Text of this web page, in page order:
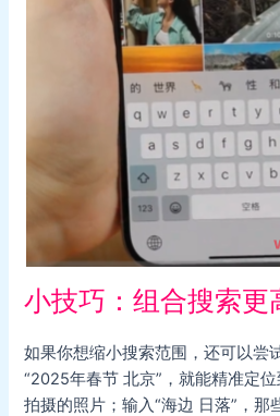
小技巧：组合搜索更
如果你想缩小搜索范围，还可以尝
“2025年春节 北京”，就能精准定
拍摄的照片；输入“海边 日落”，那